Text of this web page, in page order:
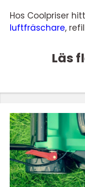
Hos Coolpriser
luftfräschare,
Läs